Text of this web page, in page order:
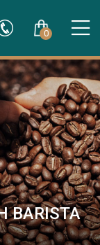
0
BARISTA